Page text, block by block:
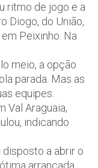
ritmo de jogo e a
Diogo, do União,
Peixinho. Na
meio, a opção
parada. Mas as
equipes.
Val Araguaia,
indicando
a abrir o
arrancada,